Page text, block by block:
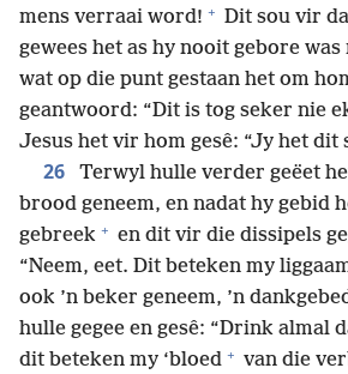
mens verraai word! + Dit sou vir
gewees het as hy nooit gebore was
wat op die punt gestaan het om
geantwoord: “Dit is tog seker nie
Jesus het vir hom gesê: “Jy het dit
26
Terwyl hulle verder geëet
brood geneem, en nadat hy gebid
gebreek + en dit vir die dissipels
“Neem, eet. Dit beteken my
ook ’n beker geneem, ’n
hulle gegee en gesê: “Drink almal
dit beteken my ‘bloed + van die